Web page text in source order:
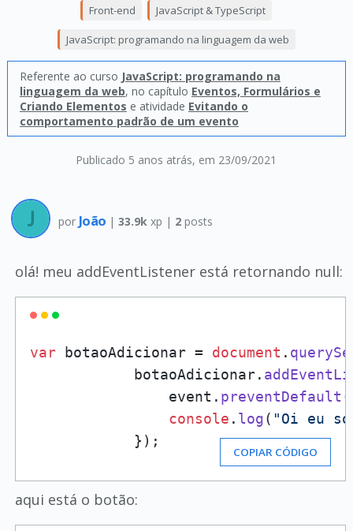
Publicado 5 anos atrás, em 23/09/2021
Front-end JavaScript & TypeScript
JavaScript: programando na linguagem da web
Referente ao curso JavaScript: programando na
linguagem da web, no capítulo Eventos, Formulários e
Criando Elementos e atividade Evitando o
comportamento padrão de um evento
por João | 33.9k xp | 2posts
olá! meu addEventListener está retornando null:
var botaoAdicionar = document .
            botaoAdicionar.
                event.
preventDefault
console . log( "Oi eu
            });
COPIAR CÓDIGO
aqui está o botão: